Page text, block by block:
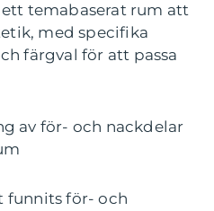
temabaserat rum att
med specifika
färgval för att passa
av för- och nackdelar
funnits för- och